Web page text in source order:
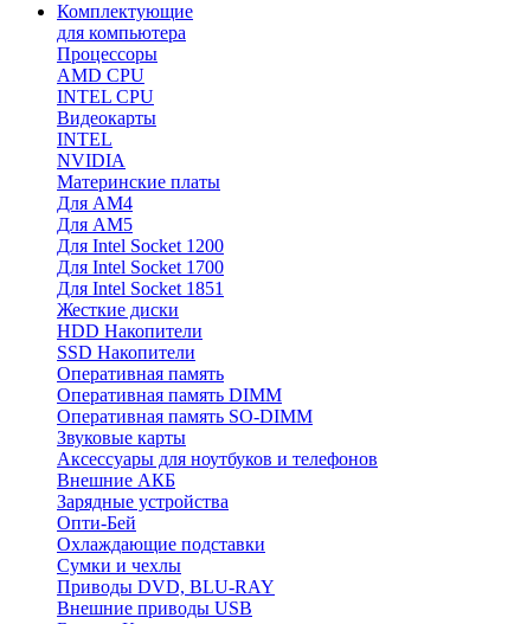
Комплектующие
для компьютера
Процессоры
AMD CPU
INTEL CPU
Видеокарты
INTEL
NVIDIA
Материнские платы
Для AM4
Для AM5
Для Intel Socket 1200
Для Intel Socket 1700
Для Intel Socket 1851
Жесткие диски
HDD Накопители
SSD Накопители
Оперативная память
Оперативная память DIMM
Оперативная память SO-DIMM
Звуковые карты
Аксессуары для ноутбуков и телефонов
Внешние АКБ
Зарядные устройства
Опти-Бей
Охлаждающие подставки
Сумки и чехлы
Приводы DVD, BLU-RAY
Внешние приводы USB